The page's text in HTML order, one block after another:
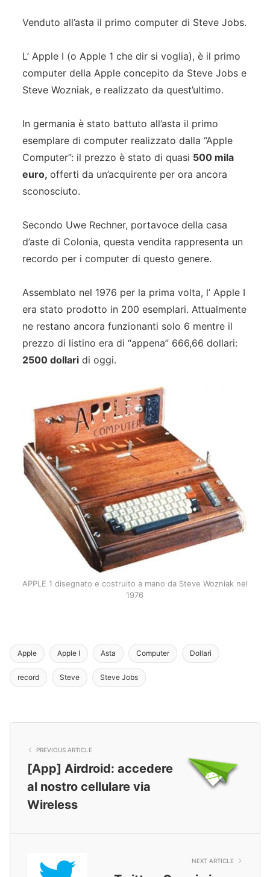
Venduto all’asta il primo computer di Steve Jobs.
L’ Apple I (o Apple 1 che dir si voglia), è il primo
computer della Apple concepito da Steve Jobs e
Steve Wozniak, e realizzato da quest’ultimo.
In germania è stato battuto all’asta il primo
esemplare di computer realizzato dalla “Apple
Computer”: il prezzo è stato di quasi 500 mila
euro, offerti da un’acquirente per ora ancora
sconosciuto.
Secondo Uwe Rechner, portavoce della casa
d’aste di Colonia, questa vendita rappresenta un
recordo per i computer di questo genere.
Assemblato nel 1976 per la prima volta, l’ Apple I
era stato prodotto in 200 esemplari. Attualmente
ne restano ancora funzionanti solo 6 mentre il
prezzo di listino era di “appena” 666,66 dollari:
2500 dollaridi oggi.
APPLE 1 disegnato e costruito a mano da Steve Wozniak nel
1976
Apple Apple I Asta Computer Dollari
record Steve Steve Jobs
PREVIOUS ARTICLE
[App] Airdroid: accedere
al nostro cellulare via
Wireless
NEXT ARTICLE